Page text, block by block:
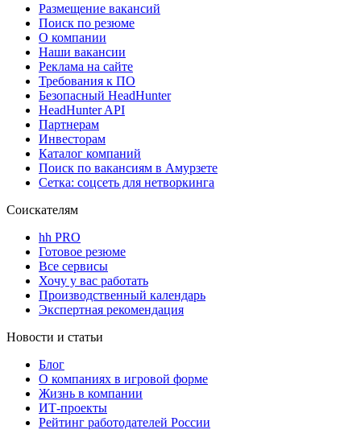
Размещение вакансий
Поиск по резюме
О компании
Наши вакансии
Реклама на сайте
Требования к ПО
Безопасный HeadHunter
HeadHunter API
Партнерам
Инвесторам
Каталог компаний
Поиск по вакансиям в Амурзете
Сетка: соцсеть для нетворкинга
Соискателям
hh PRO
Готовое резюме
Все сервисы
Хочу у вас работать
Производственный календарь
Экспертная рекомендация
Новости и статьи
Блог
О компаниях в игровой форме
Жизнь в компании
ИТ-проекты
Рейтинг работодателей России